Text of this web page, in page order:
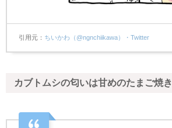
引用元 ちいかわ（@ngnchiikawa）・Twitter
カブトムシの匂いは甘めのたまご焼き